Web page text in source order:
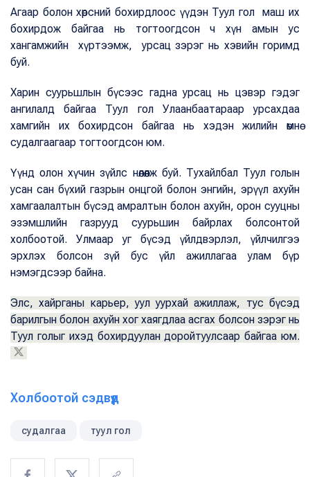
Агаар болон хөрсний бохирдлоос үүдэн Туул гол маш их
бохирдож байгаа нь тогтоогдсон ч хүн амын ус
хангамжийн хүртээмж, урсац зэрэг нь хэвийн горимд
буй.
Харин суурьшлын бүсээс гадна урсац нь цэвэр гэдэг
ангилалд байгаа Туул гол Улаанбаатараар урсахдаа
хамгийн их бохирдсон байгаа нь хэдэн жилийн өмнө
судалгаагаар тогтоогдсон юм.
Үүнд олон хүчин зүйлс нөлөөлж буй. Тухайлбал Туул голын
усан сан бүхий газрын онцгой болон энгийн, эрүүл ахуйн
хамгаалалтын бүсэд амралтын болон ахуйн, орон сууцны
эзэмшлийн газрууд суурьшин байрлах болсонтой
холбоотой. Улмаар уг бүсэд үйлдвэрлэл, үйлчилгээ
эрхлэх болсон зүй бус үйл ажиллагаа улам бүр
нэмэгдсээр байна.
Элс, хайрганы карьер, уул уурхай ажиллаж, тус бүсэд
барилгын болон ахуйн хог хаягдлаа асгах болсон зэрэг нь
Туул голыг ихэд бохирдуулан доройтуулсаар байгаа юм.
Холбоотой сэдвүүд
судалгаа туул гол